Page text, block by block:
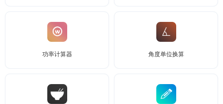
功率计算器 角度单位换算